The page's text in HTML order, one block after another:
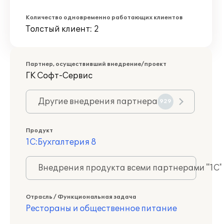
Количество одновременно работающих клиентов
Толстый клиент: 2
Партнер, осуществивший внедрение/проект
ГK Софт-Сервис
Другие внедрения партнера 929
Продукт
1С:Бухгалтерия 8
Внедрения продукта всеми партнерами
Отрасль / Функциональная задача
Рестораны и общественное питание